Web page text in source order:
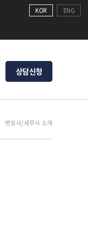
KOR ENG
상담신청
변호사/세무사 소개